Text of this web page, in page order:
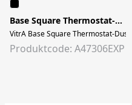
Base Square Thermostat-Duschsystem 32 x 57,9 x 122,7 cm Chrom
VitrA Base Square Thermostat-
Produktcode: A47306EXP